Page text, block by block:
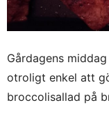
Gårdagens
otroligt enkel att
broccolisallad på